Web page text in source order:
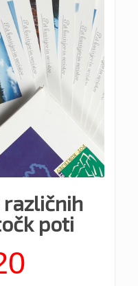
različnih
poti